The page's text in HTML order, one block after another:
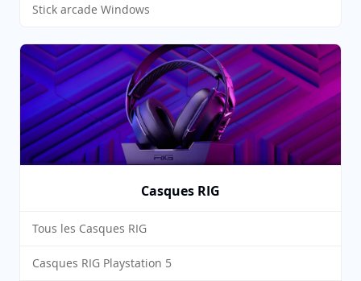
Stick arcade Windows
Casques RIG
Tous les Casques RIG
Casques RIG Playstation 5